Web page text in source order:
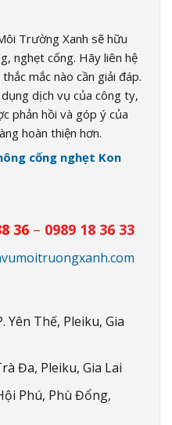
Trường Xanh sẽ hữu
nghẹt cống. Hãy liên hệ
mắc nào cần giải đáp.
dịch vụ của công ty,
phản hồi và góp ý của
hoàn thiện hơn.
cống nghẹt Kon
36 – 0989 18 36 33
Yên Thế, Pleiku, Gia
Đa, Pleiku, Gia Lai
Phú, Phù Đổng,